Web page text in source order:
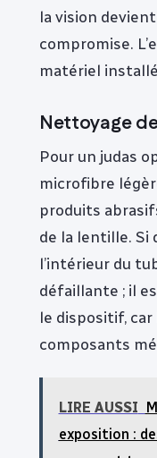
la vision
compromise.
matériel
Nettoyage
Pour un judas
microfibre
produits
de la lentille. Si
l’intérieur du
défaillante ; il
le dispositif, car
composants
LIRE AUSSI
exposition :